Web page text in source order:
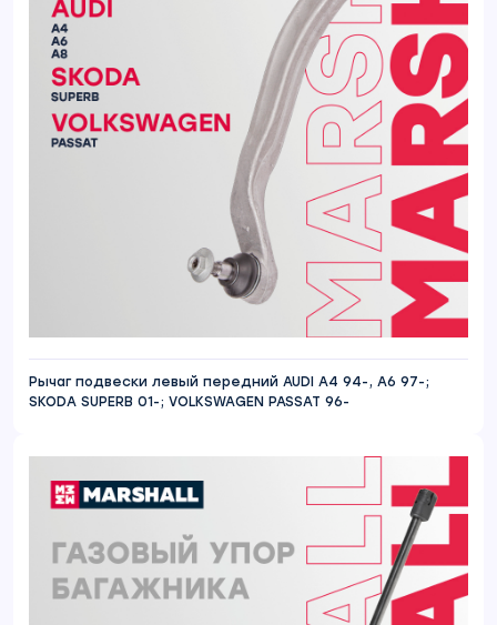
Рычаг подвески левый передний AUDI A4 94-, A6 97-;
SKODA SUPERB 01-; VOLKSWAGEN PASSAT 96-